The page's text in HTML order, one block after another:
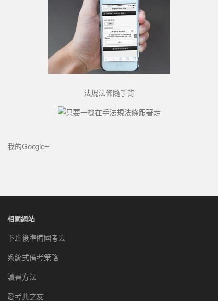
法規法條隨手背
我的Google+
相關網站
下班後準備國考去
系統式備考策略
讀書方法
愛考典之友